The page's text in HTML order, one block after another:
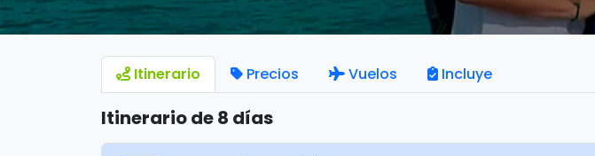
Itinerario Precios Vuelos Incluye
Itinerario de 8 días